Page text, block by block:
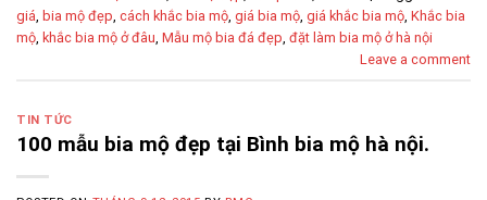
giá bia mộ đẹp cách khắc bia mộ giá bia mộ giá khắc bia mộ Khắc bia
mộ khắc bia mộ ở đâu Mẫu mộ bia đá đẹp đặt làm bia mộ ở hà nội
Leave a comment
TIN TỨC
100 mẫu bia mộ đẹp tại Bình bia mộ hà nội.